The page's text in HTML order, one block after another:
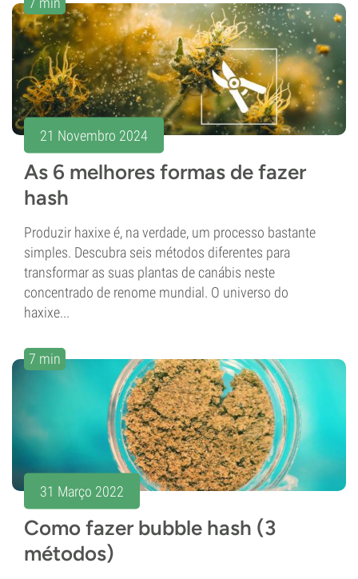
21 Novembro 2024
As 6 melhores formas de fazer
hash
Produzir haxixe é, na verdade, um processo bastante
simples. Descubra seis métodos diferentes para
transformar as suas plantas de canábis neste
concentrado de renome mundial. O universo do
haxixe...
7 min
31 Março 2022
Como fazer bubble hash (3
métodos)